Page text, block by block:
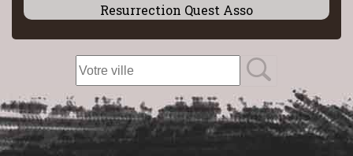
Resurrection Quest Asso